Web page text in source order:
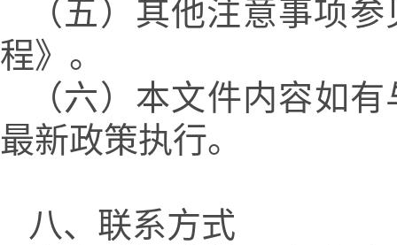
（五）其他注意事项
程》。
（六）本文件内容如
最新政策执行。
八、联系方式